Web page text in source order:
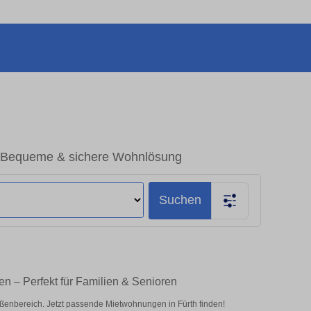
& sichere Wohnlösung
Suchen
– Perfekt für Familien & Senioren
Jetzt passende Mietwohnungen in Fürth finden!